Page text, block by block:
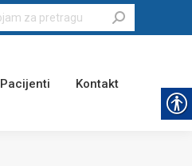
Pacijenti Kontakt